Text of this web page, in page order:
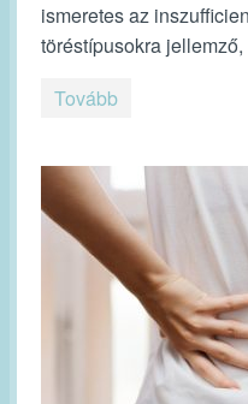
ismeretes az
töréstípusokra
Tovább